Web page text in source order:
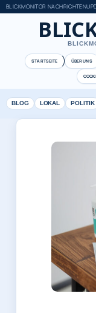
BLICKMONITOR
STARTSEITE ÜBER UNS
BLOG LOKAL POLITIK